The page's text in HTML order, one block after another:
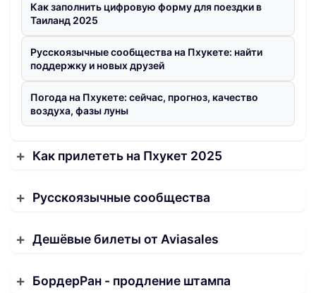
Как заполнить цифровую форму для поездки в
Таиланд 2025
Русскоязычные сообщества на Пхукете: найти
поддержку и новых друзей
Погода на Пхукете: сейчас, прогноз, качество
воздуха, фазы луны
Как прилететь на Пхукет 2025
Русскоязычные сообщества
Дешёвые билеты от Aviasales
БордерРан - продление штампа